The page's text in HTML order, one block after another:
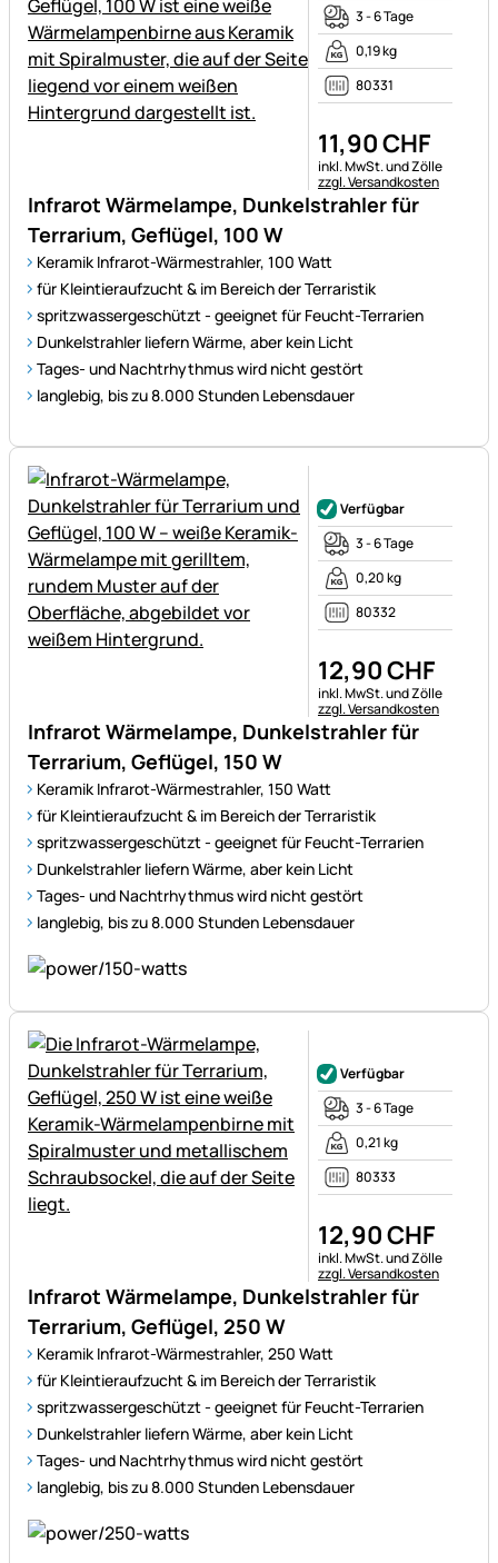
Infrarot Wärmelampe, Dunkelstrahler für
Terrarium, Geflügel, 100 W
Keramik Infrarot-Wärmestrahler, 100 Watt
für Kleintieraufzucht & im Bereich der Terraristik
spritzwassergeschützt - geeignet für Feucht-Terrarien
Dunkelstrahler liefern Wärme, aber kein Licht
Tages- und Nachtrhythmus wird nicht gestört
langlebig, bis zu 8.000 Stunden Lebensdauer
3 - 6 Tage
0,19 kg
80331
11,90CHF
Steuerhinweis:
inkl. MwSt. und Zölle
zzgl. Versandkosten
Infrarot Wärmelampe, Dunkelstrahler für
Terrarium, Geflügel, 150 W
Keramik Infrarot-Wärmestrahler, 150 Watt
für Kleintieraufzucht & im Bereich der Terraristik
spritzwassergeschützt - geeignet für Feucht-Terrarien
Dunkelstrahler liefern Wärme, aber kein Licht
Tages- und Nachtrhythmus wird nicht gestört
langlebig, bis zu 8.000 Stunden Lebensdauer
Verfügbar
3 - 6 Tage
0,20 kg
80332
12,90CHF
Steuerhinweis:
inkl. MwSt. und Zölle
zzgl. Versandkosten
Infrarot Wärmelampe, Dunkelstrahler für
Terrarium, Geflügel, 250 W
Keramik Infrarot-Wärmestrahler, 250 Watt
für Kleintieraufzucht & im Bereich der Terraristik
spritzwassergeschützt - geeignet für Feucht-Terrarien
Dunkelstrahler liefern Wärme, aber kein Licht
Tages- und Nachtrhythmus wird nicht gestört
langlebig, bis zu 8.000 Stunden Lebensdauer
Verfügbar
3 - 6 Tage
0,21 kg
80333
12,90CHF
Steuerhinweis:
inkl. MwSt. und Zölle
zzgl. Versandkosten